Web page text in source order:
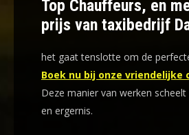
Top Chauffeurs, en
prijs van taxibedrijf
het gaat tenslotte om de
Boek nu bij onze vriendelijke
Deze manier van werken
en ergernis.